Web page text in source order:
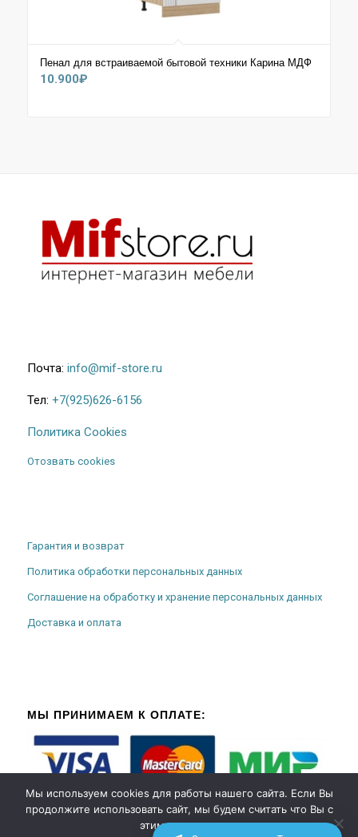
Пенал для встраиваемой бытовой техники Карина МДФ
10.900₽
Почта: info@mif-store.ru
Тел: +7(925)626-6156
Политика Cookies
Отозвать cookies
Гарантия и возврат
Политика обработки персональных данных
Соглашение на обработку и хранение персональных данных
Доставка и оплата
МЫ ПРИНИМАЕМ К ОПЛАТЕ:
Мы используем cookies для работы нашего сайта. Если Вы
продолжите использовать сайт, мы будем считать что Вы с
этим согласны.